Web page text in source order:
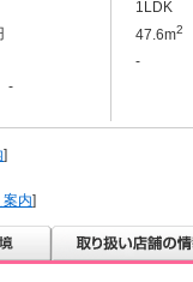
-
1LDK
47.6m2
-
]
内]